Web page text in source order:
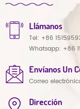
Llámanos
Tel: +86
Whatsapp: +86
Envíanos Un
Correo
Dirección